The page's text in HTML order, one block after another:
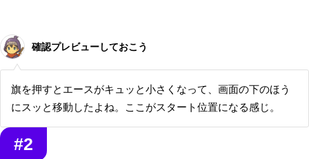
確認プレビューしておこう
旗を押すとエースがキュッと小さくなって、画面の下のほう
にスッと移動したよね。ここがスタート位置になる感じ。
#2